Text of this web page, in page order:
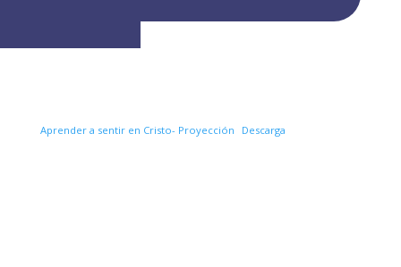
Aprender a sentir en Cristo- Proyección Descarga